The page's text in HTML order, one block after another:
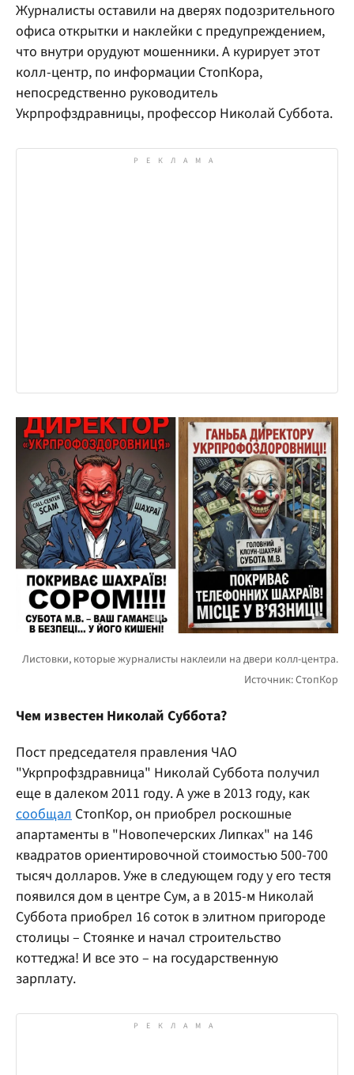
Журналисты оставили на дверях подозрительного
офиса открытки и наклейки с предупреждением,
что внутри орудуют мошенники. А курирует этот
колл-центр, по информации СтопКора,
непосредственно руководитель
Укрпрофздравницы, профессор Николай Суббота.
Чем известен Николай Суббота?
Пост председателя правления ЧАО
"Укрпрофздравница" Николай Суббота получил
еще в далеком 2011 году. А уже в 2013 году, как
сообщал СтопКор, он приобрел роскошные
апартаменты в "Новопечерских Липках" на 146
квадратов ориентировочной стоимостью 500-700
тысяч долларов. Уже в следующем году у его тестя
появился дом в центре Сум, а в 2015-м Николай
Суббота приобрел 16 соток в элитном пригороде
столицы – Стоянке и начал строительство
коттеджа! И все это – на государственную
зарплату.